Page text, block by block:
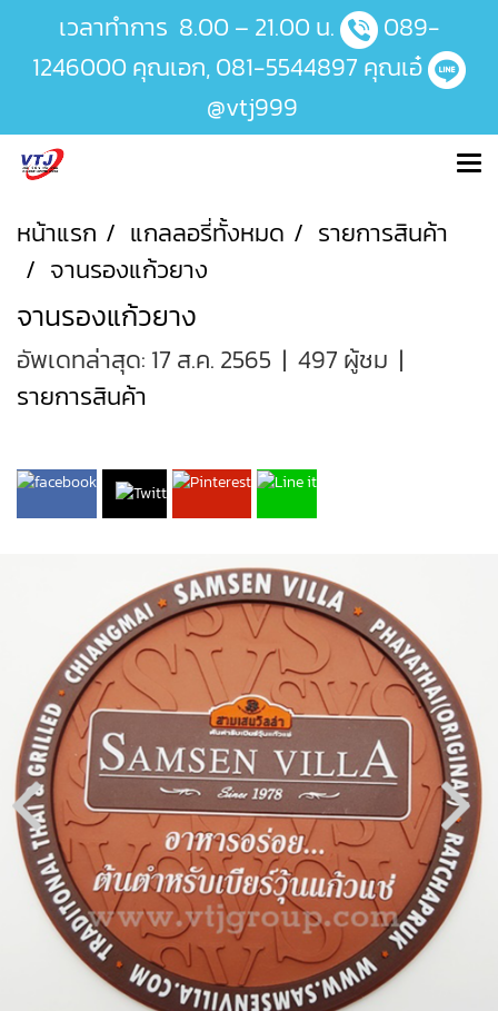
เวลาทำการ 8.00 – 21.00 น.
089-
1246000 คุณเอก,081-5544897 คุณเอ๋
@vtj999
หน้าแรก แกลลอรี่ทั้งหมด
รายการสินค้า
จานรองแก้วยาง
จานรองแก้วยาง
อัพเดทล่าสุด: 17 ส.ค. 2565 | 497 ผู้ชม |
รายการสินค้า